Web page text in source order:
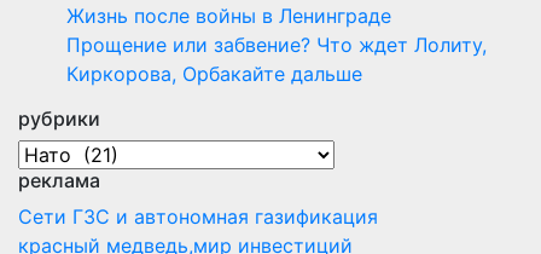
Жизнь после войны в Ленинграде
Прощение или забвение? Что ждет Лолиту,
Киркорова, Орбакайте дальше
рубрики
рубрики
реклама
Сети ГЗС и автономная газификация
красный медведь,мир инвестиций